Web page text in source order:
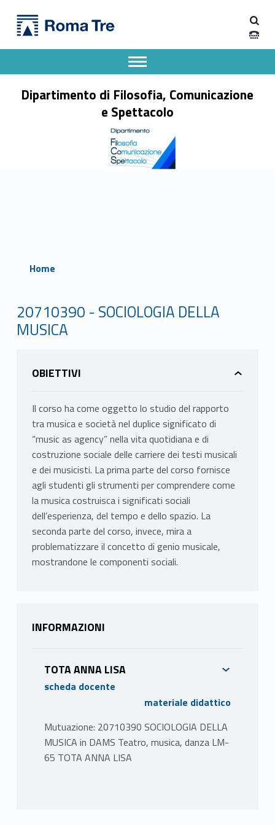
Dipartimento di Filosofia, Comunicazione e Spettacolo
Dipartimento di Filosofia, Comunicazione
e Spettacolo
Apri il menu secondario
Header info sidebar
Home
20710390 - SOCIOLOGIA DELLA
MUSICA
OBIETTIVI
Il corso ha come oggetto lo studio del rapporto
tra musica e società nel duplice significato di
“music as agency” nella vita quotidiana e di
costruzione sociale delle carriere dei testi musicali
e dei musicisti. La prima parte del corso fornisce
agli studenti gli strumenti per comprendere come
la musica costruisca i significati sociali
dell’esperienza, del tempo e dello spazio. La
seconda parte del corso, invece, mira a
problematizzare il concetto di genio musicale,
mostrandone le componenti sociali.
INFORMAZIONI
TOTA ANNA LISA
scheda docente
materiale didattico
Mutuazione: 20710390 SOCIOLOGIA DELLA
MUSICA in DAMS Teatro, musica, danza LM-
65 TOTA ANNA LISA